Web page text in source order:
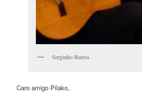
Serginho Barros
Caro amigo Pilako,